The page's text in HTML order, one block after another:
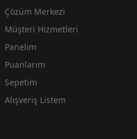
Çözüm Merkezi
Müşteri Hizmetleri
Panelim
Puanlarım
Sepetim
Alışveriş Listem